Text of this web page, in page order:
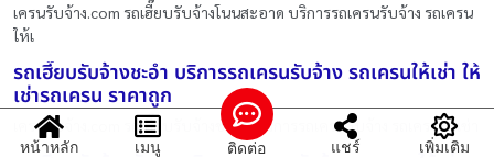
เครนรับจ้าง.com รถเฮี๊ยบรับจ้างโนนสะอาด บริการรถเครนรับจ้าง รถเครน
ให้เ
รถเฮี๊ยบรับจ้างชะอำ บริการรถเครนรับจ้าง รถเครนให้เช่า ให้
เช่ารถเครน ราคาถูก
เครนรับจ้าง.com รถเฮี๊ยบรับจ้างชะอำ บริการรถเครนรับจ้าง รถเครนให้เช่า
หน้าหลัก เมนู ติดต่อ แชร์ เพิ่มเติม